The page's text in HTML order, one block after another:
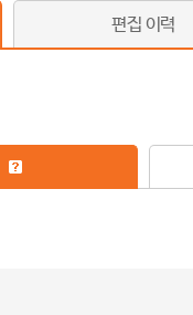
편집 이력